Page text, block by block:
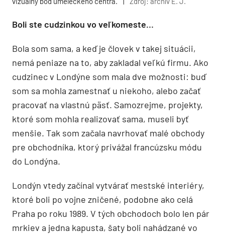
Boli ste cudzinkou vo veľkomeste…
Bola som sama, a keď je človek v takej situácii,
nemá peniaze na to, aby zakladal veľkú firmu. Ako
cudzinec v Londýne som mala dve možnosti: buď
som sa mohla zamestnať u niekoho, alebo začať
pracovať na vlastnú päsť. Samozrejme, projekty,
ktoré som mohla realizovať sama, museli byť
menšie. Tak som začala navrhovať malé obchody
pre obchodníka, ktorý privážal francúzsku módu
do Londýna.
Londýn vtedy začínal vytvárať mestské interiéry,
ktoré boli po vojne zničené, podobne ako celá
Praha po roku 1989. V tých obchodoch bolo len pár
mrkiev a jedna kapusta, šaty boli nahádzané vo